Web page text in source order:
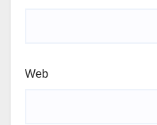
Web